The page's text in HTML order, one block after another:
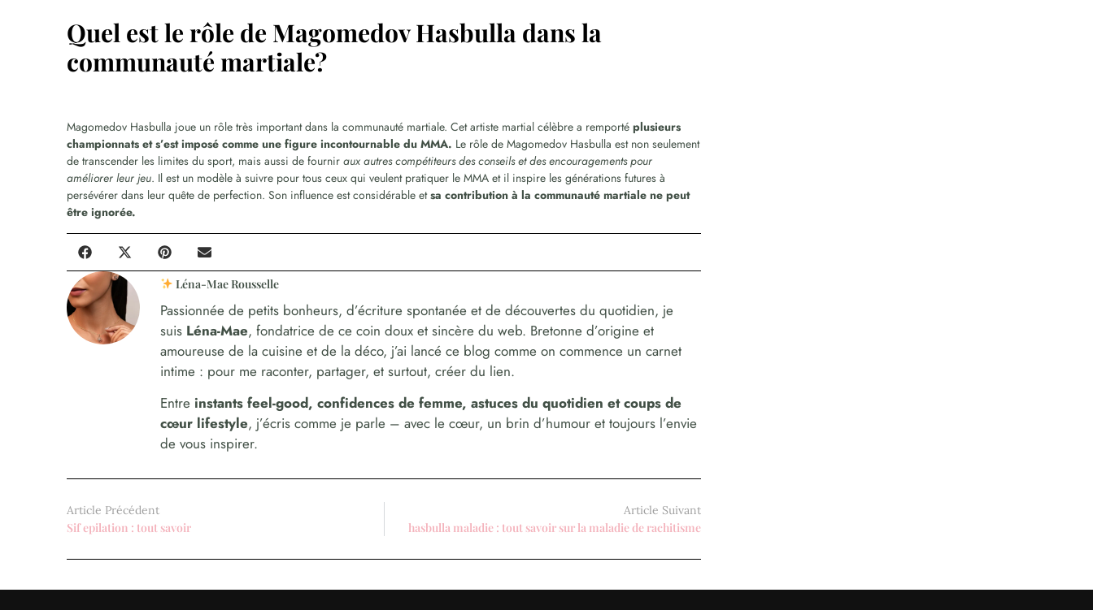
Quel est le rôle de Magomedov Hasbulla dans la
communauté martiale?
Magomedov Hasbulla joue un rôle très important dans la communauté martiale. Cet artiste martial célèbre a remportéplusieurs
championnats et s’est imposé comme une figure incontournable du MMA. Le rôle de Magomedov Hasbulla est non seulement
de transcender les limites du sport, mais aussi de fourniraux autres compétiteurs des conseils et des encouragements pour
améliorer leur jeu. Il est un modèle à suivre pour tous ceux qui veulent pratiquer le MMA et il inspire les générations futures à
persévérer dans leur quête de perfection. Son influence est considérable etsa contribution à la communauté martiale ne peut
être ignorée.
Léna-Mae Rousselle
Passionnée de petits bonheurs, d’écriture spontanée et de découvertes du quotidien, je
suis Léna-Mae, fondatrice de ce coin doux et sincère du web. Bretonne d’origine et
amoureuse de la cuisine et de la déco, j’ai lancé ce blog comme on commence un carnet
intime : pour me raconter, partager, et surtout, créer du lien.
Entre instants feel-good, confidences de femme, astuces du quotidien et coups de
cœur lifestyle, j’écris comme je parle – avec le cœur, un brin d’humour et toujours l’envie
de vous inspirer.
Article Précédent
Sif epilation : tout savoir
Article Suivant
hasbulla maladie : tout savoir sur la maladie de rachitisme